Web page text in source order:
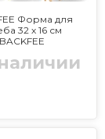
Форма для
32 х 16 см